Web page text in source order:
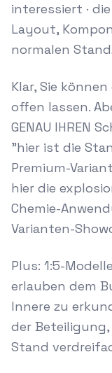
interessiert ·
Layout,
normalen
Klar, Sie
offen lassen.
GENAU IHREN
"hier ist die
Premium-
hier die
Chemie-
Varianten-
Plus: 1:5-
erlauben dem
Innere zu
der
Stand